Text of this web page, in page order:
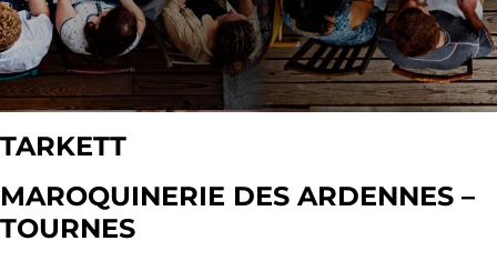
TARKETT
MAROQUINERIE DES ARDENNES –
TOURNES